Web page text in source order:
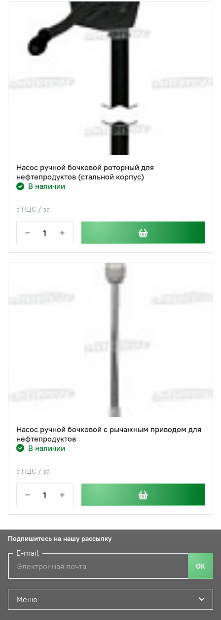
Насос ручной бочковой роторный для
нефтепродуктов (стальной корпус)
В наличии
с НДС / за
− +
Насос ручной бочковой с рычажным приводом для
нефтепродуктов
В наличии
с НДС / за
− +
Меню
Подпишитесь на нашу рассылку
E-mail
ОК